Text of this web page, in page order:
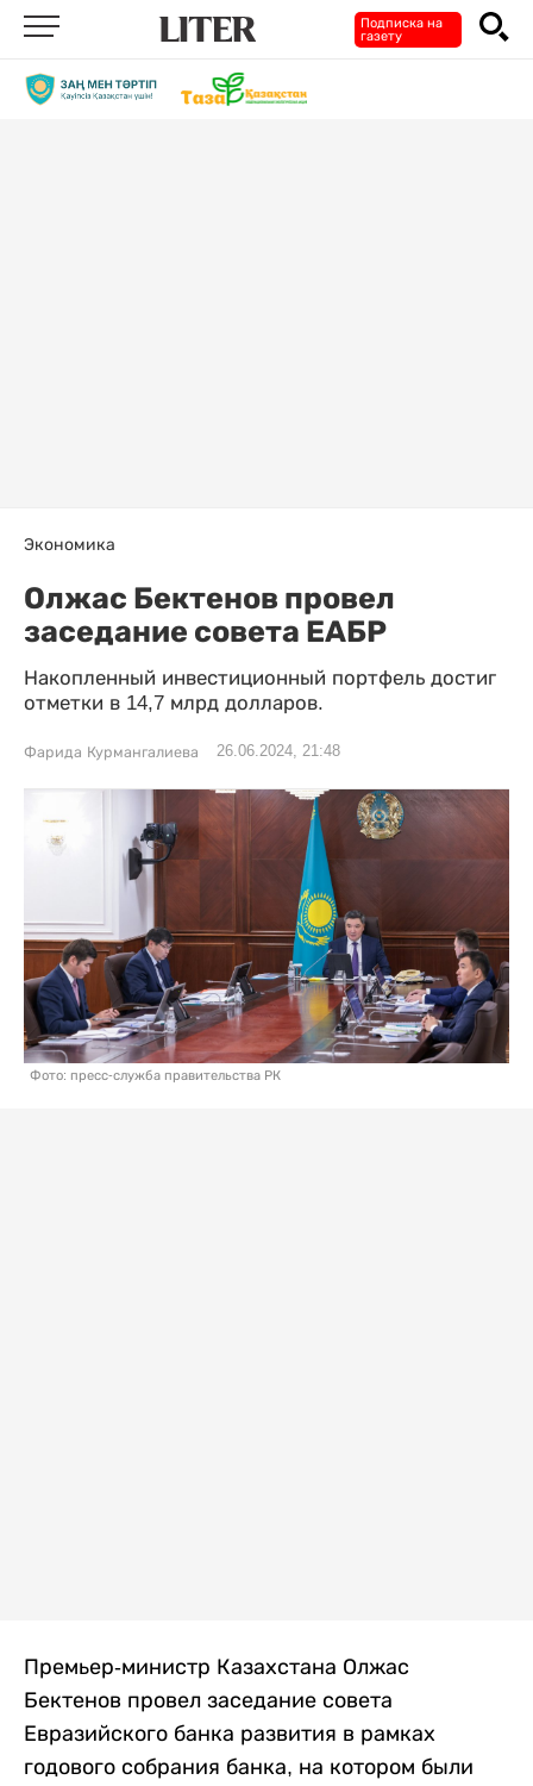
Подписка на
газету
Экономика
Олжас Бектенов провел
заседание совета ЕАБР
Накопленный инвестиционный портфель достиг
отметки в 14,7 млрд долларов.
Фарида Курмангалиева 26.06.2024, 21:48
Фото: пресс-служба правительства РК
Премьер-министр Казахстана Олжас
Бектенов провел заседание совета
Евразийского банка развития в рамках
годового собрания банка, на котором были